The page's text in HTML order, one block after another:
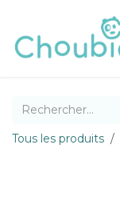
Tous les produits